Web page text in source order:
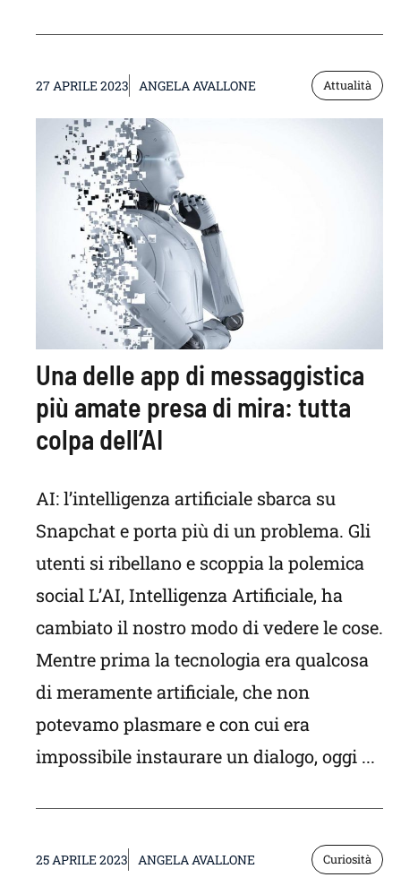
27 APRILE 2023 ANGELA AVALLONE Attualità
Una delle app di messaggistica
più amate presa di mira: tutta
colpa dell’AI
AI: l’intelligenza artificiale sbarca su
Snapchat e porta più di un problema. Gli
utenti si ribellano e scoppia la polemica
social L’AI, Intelligenza Artificiale, ha
cambiato il nostro modo di vedere le cose.
Mentre prima la tecnologia era qualcosa
di meramente artificiale, che non
potevamo plasmare e con cui era
impossibile instaurare un dialogo, oggi ...
25 APRILE 2023 ANGELA AVALLONE Curiosità